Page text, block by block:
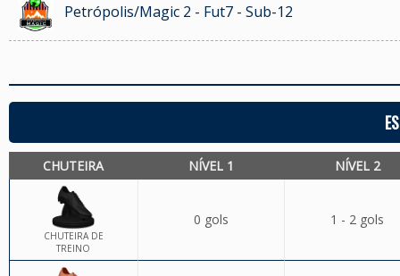
Petrópolis/Magic 2 - Fut7 - Sub-12
CHUTEIRA NÍVEL 1 NÍVEL 2
CHUTEIRA DE
TREINO
0 gols 1 - 2 gols